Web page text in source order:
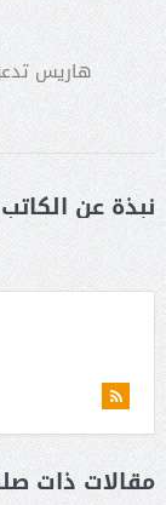
هاريس
نبذة عن الكاتب
مقالات ذات